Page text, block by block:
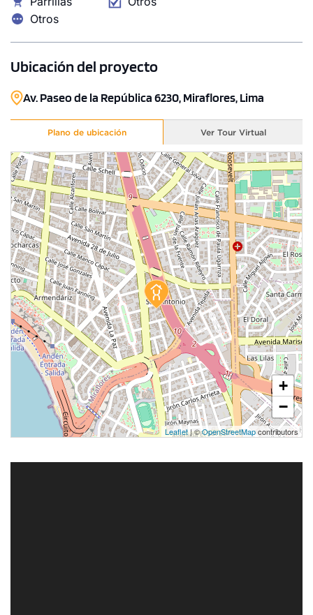
Modelo TIPO - 14
2 dorms.
COTIZAR AHORA
Otros
Ubicación del proyecto
Av. Paseo de la República 6230, Miraflores, Lima
Plano de ubicación Ver Tour Virtual
+
−
Leaflet| ©OpenStreetMapcontributors